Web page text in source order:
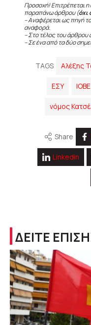
Προσοχή! Επιτρέπεται
παραπάνω άρθρου (όχι
– Αναφέρεται ως πηγή
αναφορά.
– Στο τέλος του άρθρου
– Σε ένα από τα δύο
TAGS Αλέξης
ΕΣΥ ΙΟΒΕ
νόμος
Share
Linkedin
ΔΕΙΤΕ